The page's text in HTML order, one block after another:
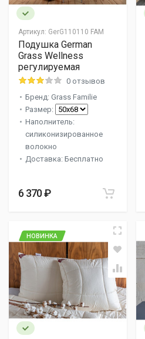
Артикул: GerG110110 FAM
Подушка German
Grass Wellness
регулируемая
0 отзывов
Бренд: Grass Familie
Размер:
Наполнитель:
силиконизированное
волокно
Доставка: Бесплатно
6 370 ₽
НОВИНКА